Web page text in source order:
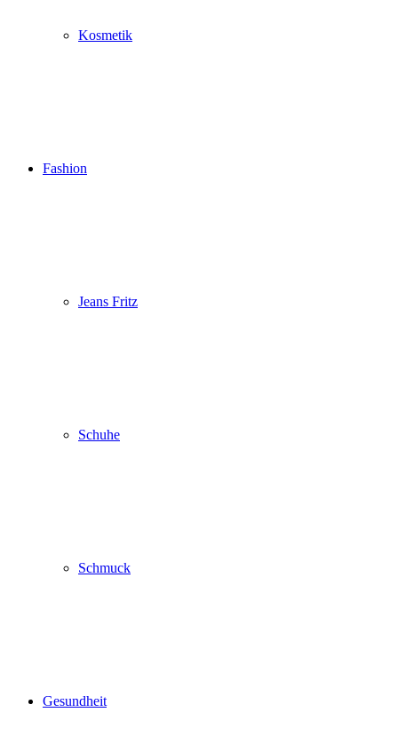
Kosmetik
Fashion
Jeans Fritz
Schuhe
Schmuck
Gesundheit